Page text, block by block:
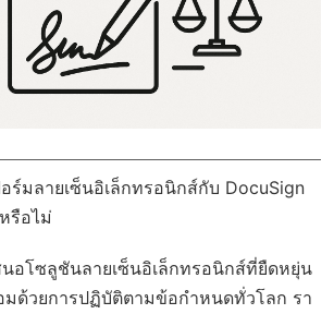
ร์มลายเซ็นอิเล็กทรอนิกส์กับ DocuSign
รือไม่
นอโซลูชันลายเซ็นอิเล็กทรอนิกส์ที่ยืดหยุ่น
ด้วยการปฏิบัติตามข้อกำหนดทั่วโลก รา